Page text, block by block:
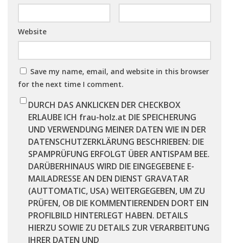
Website
Save my name, email, and website in this browser
for the next time I comment.
DURCH DAS ANKLICKEN DER CHECKBOX
ERLAUBE ICH frau-holz.at DIE SPEICHERUNG
UND VERWENDUNG MEINER DATEN WIE IN DER
DATENSCHUTZERKLÄRUNG BESCHRIEBEN: DIE
SPAMPRÜFUNG ERFOLGT ÜBER ANTISPAM BEE.
DARÜBERHINAUS WIRD DIE EINGEGEBENE E-
MAILADRESSE AN DEN DIENST GRAVATAR
(AUTTOMATIC, USA) WEITERGEGEBEN, UM ZU
PRÜFEN, OB DIE KOMMENTIERENDEN DORT EIN
PROFILBILD HINTERLEGT HABEN. DETAILS
HIERZU SOWIE ZU DETAILS ZUR VERARBEITUNG
IHRER DATEN UND